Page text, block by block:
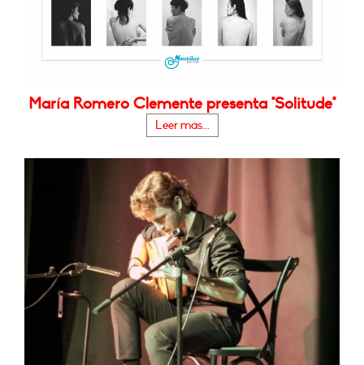
María Romero Clemente presenta "Solitude"
Leer más...